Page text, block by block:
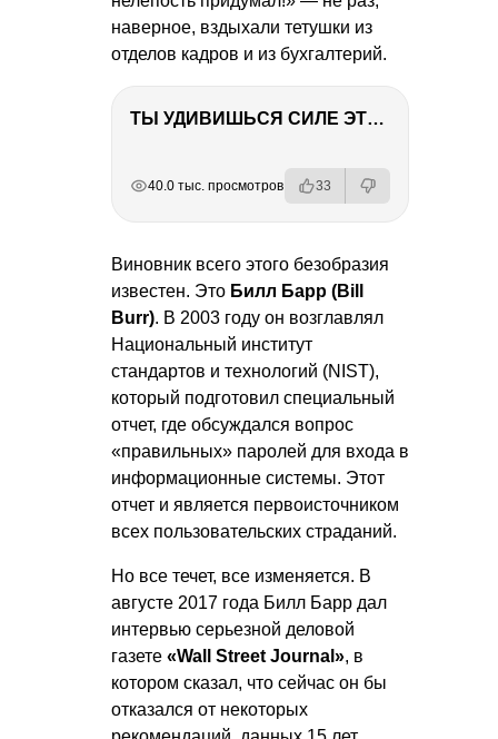
наверное, вздыхали тетушки из
отделов кадров и из бухгалтерий.
ТЫ УДИВИШЬСЯ СИЛЕ ЭТО ЧЕЛОВЕКА! Блог о нашей поездке в Вышний Волочек
40.0 тыс. просмотров 33
Виновник всего этого безобразия
известен. Это Билл Барр (Bill
Burr). В 2003 году он возглавлял
Национальный институт
стандартов и технологий (NIST),
который подготовил специальный
отчет, где обсуждался вопрос
«правильных» паролей для входа в
информационные системы. Этот
отчет и является первоисточником
всех пользовательских страданий.
Но все течет, все изменяется. В
августе 2017 года Билл Барр дал
интервью серьезной деловой
газете «Wall Street Journal», в
котором сказал, что сейчас он бы
отказался от некоторых